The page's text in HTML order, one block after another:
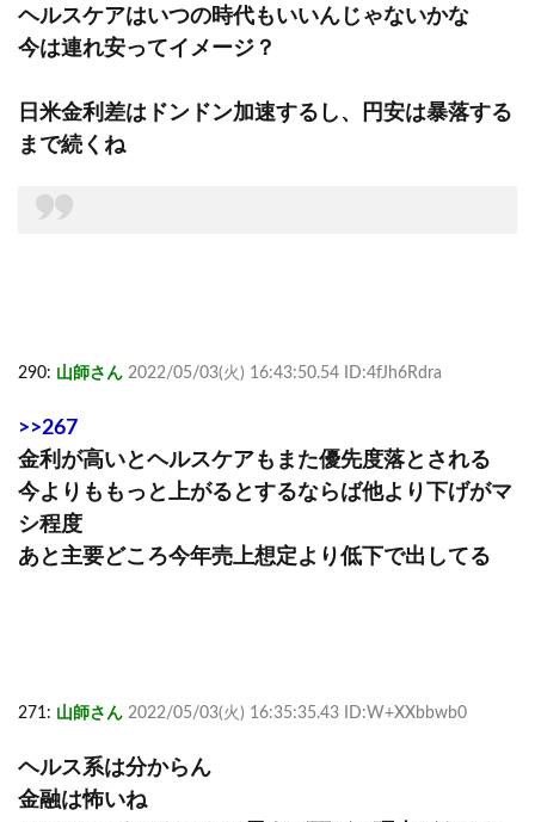
ヘルスケアはいつの時代もいいんじゃないかな
今は連れ安ってイメージ？
日米金利差はドンドン加速するし、円安は暴落する
まで続くね
290: 山師さん 2022/05/03(火) 16:43:50.54 ID:4fJh6Rdra
>>267
金利が高いとヘルスケアもまた優先度落とされる
今よりももっと上がるとするならば他より下げがマ
シ程度
あと主要どころ今年売上想定より低下で出してる
271: 山師さん 2022/05/03(火) 16:35:35.43 ID:W+XXbbwb0
ヘルス系は分からん
金融は怖いね